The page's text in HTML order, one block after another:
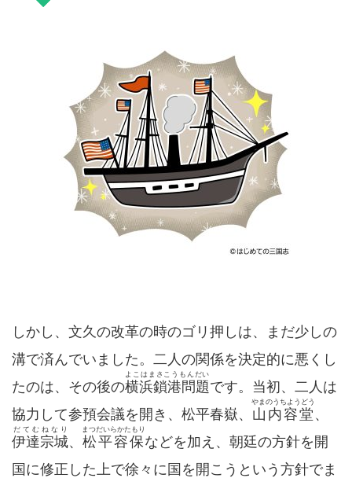
しかし、文久の改革の時のゴリ押しは、まだ少しの
溝で済んでいました。二人の関係を決定的に悪くし
たのは、その後の横浜鎖港問題
よこはまさこうもんだい
です。当初、二人は
協力して参預会議を開き、松平春嶽、 山内容堂
やまのうちようどう
、
伊達宗城
だてむねなり
、 松平容保
まつだいらかたもり
などを加え、朝廷の方針を開
国に修正した上で徐々に国を開こうという方針でま